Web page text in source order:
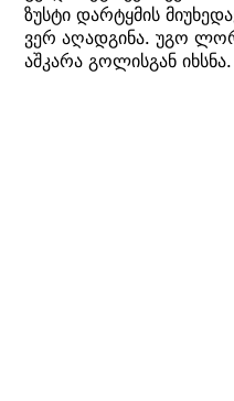
ზუსტი დარტყმის
ვერ აღადგინა. უგო
აშკარა გოლისგან იხსნა.